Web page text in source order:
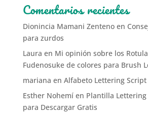
Comentarios recientes
Dionincia Mamani Zentenoen
para zurdos
Laura en Mi opinión sobre los
Fudenosuke de colores para Brush
mariana en Alfabeto Lettering Script
Esther Nohemíen Plantilla Lettering
para Descargar Gratis